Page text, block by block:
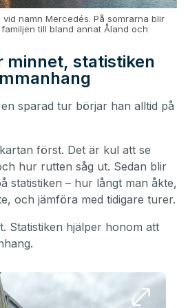
namn Mercedés. På somrarna blir
till bland annat Åland och
minnet, statistiken
sparad tur börjar han alltid på
först. Det är kul att se
hur rutten såg ut. Sedan blir
statistiken – hur långt man åkte,
och jämföra med tidigare turer.
Statistiken hjälper honom att